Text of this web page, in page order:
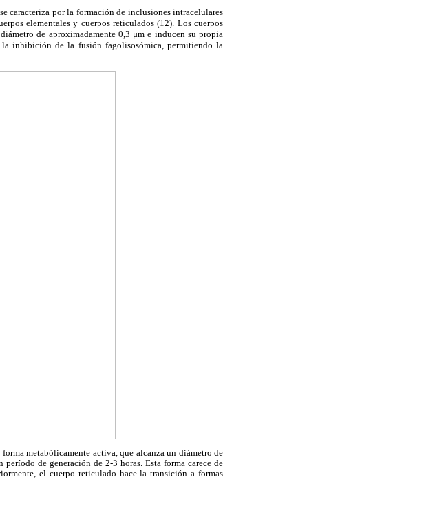
caracteriza por la formación de inclusiones intracelulares
elementales y cuerpos reticulados (12). Los cuerpos
de aproximadamente 0,3 μm e inducen su propia
inhibición de la fusión fagolisosómica, permitiendo la
metabólicamente activa, que alcanza un diámetro de
de generación de 2-3 horas. Esta forma carece de
el cuerpo reticulado hace la transición a formas